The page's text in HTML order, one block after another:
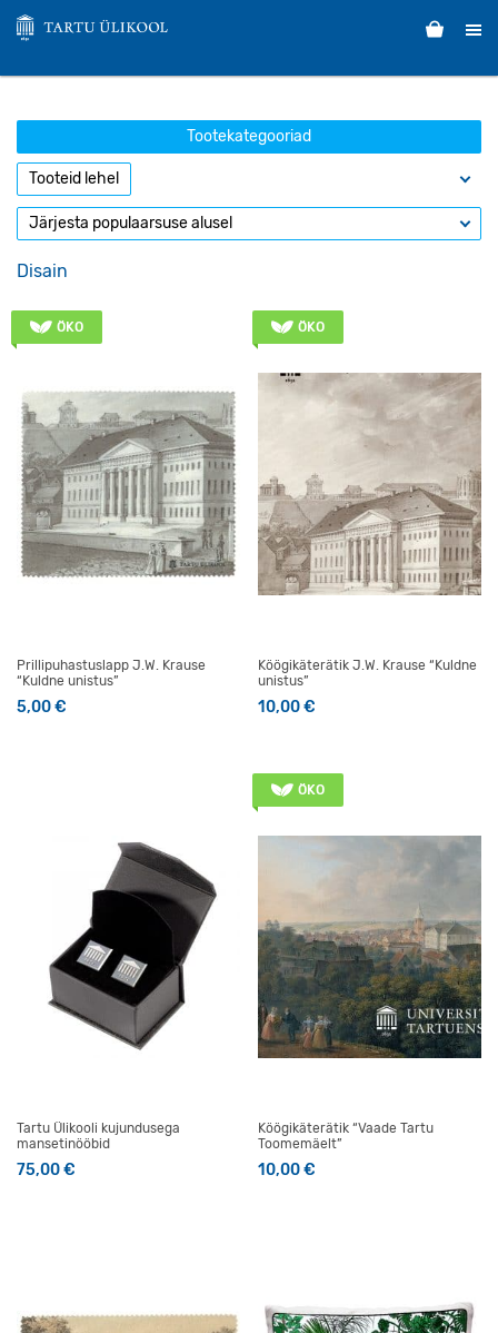
Tootekategooriad
Disain
ÖKO
Prillipuhastuslapp J.W. Krause
“Kuldne unistus”
5,00€
ÖKO
Köögikäterätik J.W. Krause “Kuldne
unistus”
10,00€
Tartu Ülikooli kujundusega
mansetinööbid
75,00€
ÖKO
Köögikäterätik “Vaade Tartu
Toomemäelt”
10,00€